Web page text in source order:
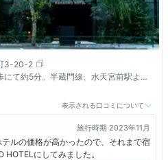
3-20-2
にて約5分。半蔵門線、水天宮前駅より
表示される口コミについて
旅行時期 2023年11月
ルの価格が高かったので、それまで宿
にしてみました。